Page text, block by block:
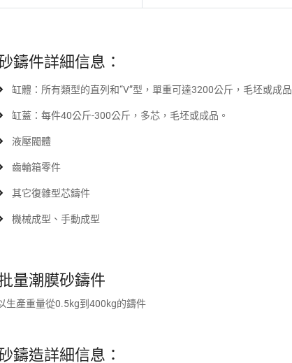
鑄件詳細信息：
缸體：所有類型的直列和“V”型，單重可達3200公斤，毛坯或成品
缸蓋：每件40公斤-300公斤，多芯，毛坯或成品。
液壓閥體
齒輪箱零件
其它復雜型芯鑄件
機械成型、手動成型
量潮膜砂鑄件
生產重量從0.5kg到400kg的鑄件
鑄造詳細信息：